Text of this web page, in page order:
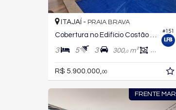
#151
ITAJAÍ - PRAIA BRAVA
Cobertura no Edifício Costão da Brava
3 5 3 300,0m² 290,
R$ 5.900.000, 00
FRENTE MAR